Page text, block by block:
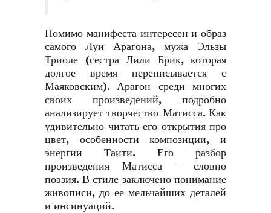
Помимо манифеста интересен и образ
самого Луи Арагона, мужа Эльзы
Триоле (сестра Лили Брик, которая
долгое время переписывается с
Маяковским). Арагон среди многих
своих произведений, подробно
анализирует творчество Матисса. Как
удивительно читать его открытия про
цвет, особенности композиции, и
энергии Таити. Его разбор
произведения Матисса – словно
поэзия. В стиле заключено понимание
живописи, до ее мельчайших деталей
и инсинуаций.